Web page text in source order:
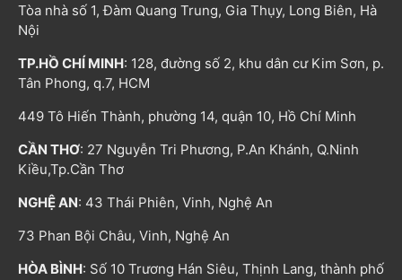
Tòa nhà số 1, Đàm Quang Trung, Gia Thụy, Long Biên, Hà
Nội
TP.HỒ CHÍ MINH: 128, đường số 2, khu dân cư Kim Sơn, p.
Tân Phong, q.7, HCM
449 Tô Hiến Thành, phường 14, quận 10, Hồ Chí Minh
CẦN THƠ: 27 Nguyễn Tri Phương, P.An Khánh, Q.Ninh
Kiều,Tp.Cần Thơ
NGHỆ AN: 43 Thái Phiên, Vinh, Nghệ An
73 Phan Bội Châu, Vinh, Nghệ An
HÒA BÌNH: Số 10 Trương Hán Siêu, Thịnh Lang, thành phố